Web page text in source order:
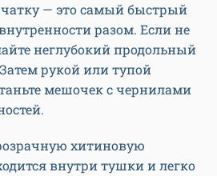
— это самый быстрый
разом. Если не
неглубокий продольный
рукой или тупой
мешочек с чернилами
хитиновую
внутри тушки и легко